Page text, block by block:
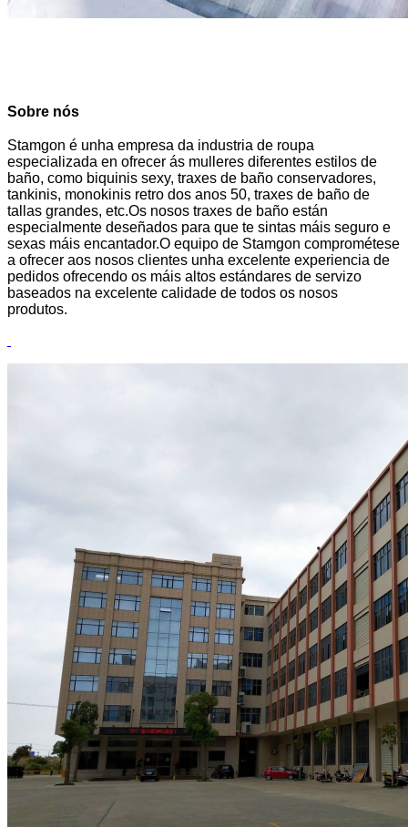
Sobre nós
Stamgon é unha empresa da industria de roupa
especializada en ofrecer ás mulleres diferentes estilos de
baño, como biquinis sexy, traxes de baño conservadores,
tankinis, monokinis retro dos anos 50, traxes de baño de
tallas grandes, etc.Os nosos traxes de baño están
especialmente deseñados para que te sintas máis seguro e
sexas máis encantador.O equipo de Stamgon comprométese
a ofrecer aos nosos clientes unha excelente experiencia de
pedidos ofrecendo os máis altos estándares de servizo
baseados na excelente calidade de todos os nosos
produtos.